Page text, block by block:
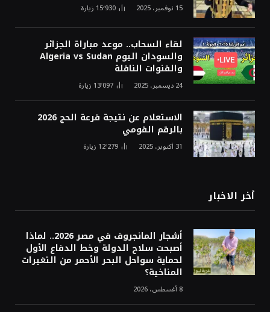
15 نوفمبر، 2025 15٬930 زيارة
لقاء السحاب.. موعد مباراة الجزائر
والسودان اليوم Algeria vs Sudan
والقنوات الناقلة
24 ديسمبر، 2025 13٬097 زيارة
الاستعلام عن نتيجة قرعة الحج 2026
بالرقم القومي
31 أكتوبر، 2025 12٬279 زيارة
أخر الاخبار
أشجار المانجروف في مصر 2026.. لماذا
أصبحت سلاح الدولة وخط الدفاع الأول
لحماية سواحل البحر الأحمر من التغيرات
المناخية؟
8 أغسطس، 2026